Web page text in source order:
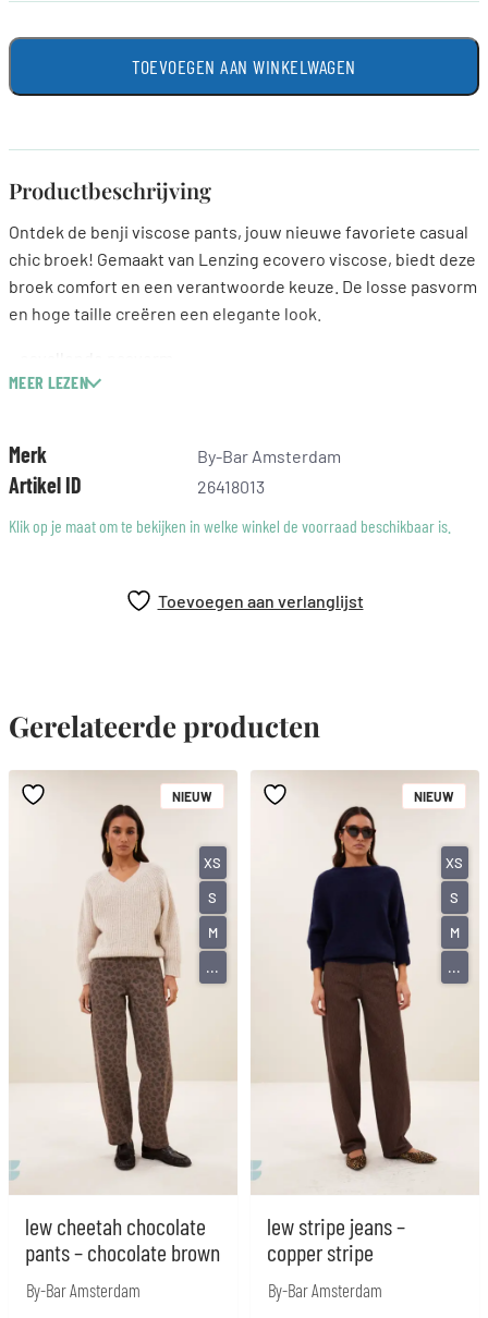
TOEVOEGEN AAN WINKELWAGEN
Productbeschrijving
Ontdek de benji viscose pants, jouw nieuwe favoriete casual
chic broek! Gemaakt van Lenzing ecovero viscose, biedt deze
broek comfort en een verantwoorde keuze. De losse pasvorm
en hoge taille creëren een elegante look.
– plooien
MEER LEZEN
Merk By-Bar Amsterdam
Artikel ID
26418013
Klik op je maat om te bekijken in welke winkel de voorraad beschikbaar is.
Toevoegen aan verlanglijst
Gerelateerde producten
lew cheetah chocolate
pants – chocolate brown
By-Bar Amsterdam
NIEUW
XS
S
M
...
lew stripe jeans –
copper stripe
By-Bar Amsterdam
NIEUW
XS
S
M
...